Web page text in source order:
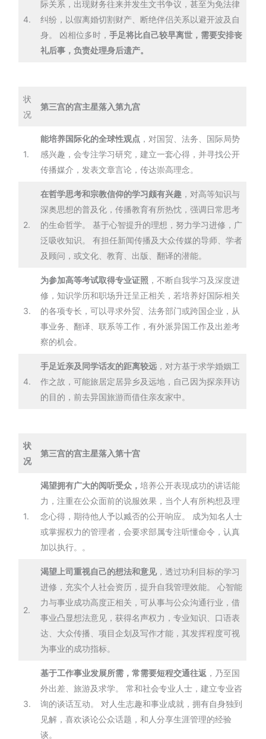
4.
际关系，出现财务往来并发生文书争议，甚至为免法律
纠纷，以假离婚切割财产、断绝伴侣关系以避开波及自
身。 凶相位多时，手足将比自己较早离世，需要安排丧
礼后事，负责处理身后遗产。
状
况
第三宫的宫主星落入第九宫
1.
能培养国际化的全球性观点 ，对国贸、法务、国际局势
感兴趣，会专注学习研究，建立一套心得，并寻找公开
传播媒介，发表文章言论，传达崇高理念。
2.
在哲学思考和宗教信仰的学习颇有兴趣 ，对高等知识与
深奥思想的普及化，传播教育有所热忱，强调日常思考
的生命哲学。 基于心智提升的理想，努力学习进修，广
泛吸收知识。 有担任新闻传播及大众传媒的导师、学者
及顾问，或文化、教育、出版、翻译的潜能。
3.
为参加高等考试取得专业证照 ，不断自我学习及深度进
修，知识学历和职场升迁呈正相关，若培养好国际相关
的各项专长，可以寻求外贸、法务部门或跨国企业，从
事业务、翻译、联系等工作，有外派异国工作及出差考
察的机会。
4.
手足近亲及同学话友的距离较远 ，对方基于求学婚姻工
作之故，可能旅居定居异乡及远地，自己因为探亲拜访
的目的，前去异国旅游而借住亲友家中。
状
况
第三宫的宫主星落入第十宫
1.
渴望拥有广大的阅听受众，培养公开表现成功的讲话能
力，注重在公众面前的说服效果，当个人有所构想及理
念心得，期待他人予以臧否的公开响应。 成为知名人士
或掌握权力的管理者，会要求部属专注听懂命令，认真
加以执行。。
2.
渴望上司重视自己的想法和意见，透过功利目标的学习
进修，充实个人社会资历，提升自我管理效能。 心智能
力与事业成功高度正相关，可从事与公众沟通行业，借
事业凸显想法意见，获得名声权力，专业知识、口语表
达、大众传播、项目企划及写作才能，其发挥程度可视
为事业的成功指标。
3.
基于工作事业发展所需，常需要短程交通往返 ，乃至国
外出差、旅游及求学。 常和社会专业人士，建立专业咨
询的谈话互动。 对人生志趣和事业成就，拥有自身独到
见解，喜欢谈论公众话题，和人分享生涯管理的经验
谈。